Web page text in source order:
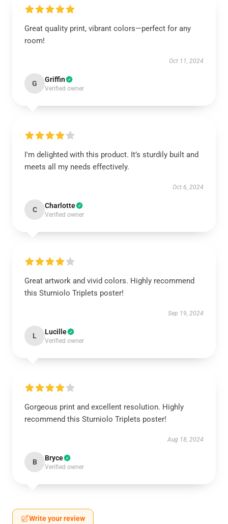
Great quality print, vibrant colors—perfect for any
room!
Oct 11, 2024
G Griffin
Verified owner
I'm delighted with this product. It’s sturdily built and
meets all my needs effectively.
Oct 6, 2024
C Charlotte
Verified owner
Great artwork and vivid colors. Highly recommend
this Sturniolo Triplets poster!
Sep 19, 2024
L Lucille
Verified owner
Gorgeous print and excellent resolution. Highly
recommend this Sturniolo Triplets poster!
Aug 18, 2024
B Bryce
Verified owner
Write your review